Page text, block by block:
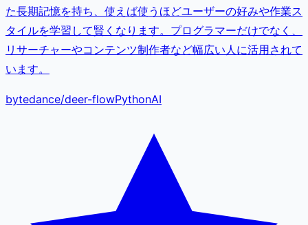
た長期記憶を持ち、使えば使うほどユーザーの好みや作業ス
タイルを学習して賢くなります。プログラマーだけでなく、
リサーチャーやコンテンツ制作者など幅広い人に活用されて
います。
bytedance/deer-flowPythonAI